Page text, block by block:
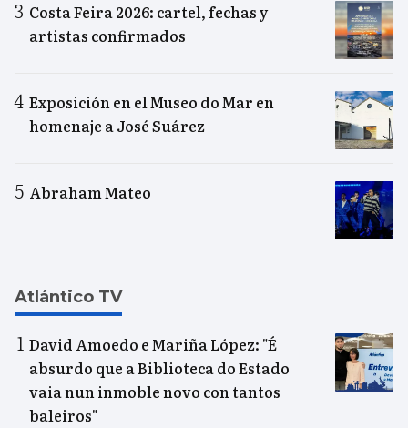
Costa Feira 2026: cartel, fechas y
artistas confirmados
Exposición en el Museo do Mar en
homenaje a José Suárez
Abraham Mateo
Atlántico TV
David Amoedo e Mariña López: "É
absurdo que a Biblioteca do Estado
vaia nun inmoble novo con tantos
baleiros"